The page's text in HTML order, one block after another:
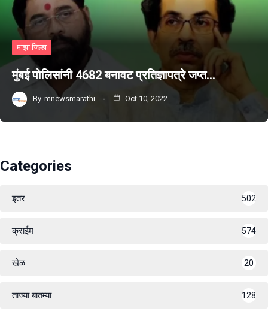
माझा जिल्हा
मुंबई पोलिसांनी 4682 बनावट प्रतिज्ञापत्रे जप्त…
By mnewsmarathi Oct 10, 2022
Categories
इतर 502
क्राईम 574
खेळ 20
ताज्या बातम्या 128